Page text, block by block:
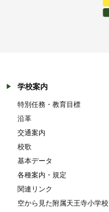
学校案内
特別任務・教育目標
沿革
交通案内
校歌
基本データ
各種案内・規定
関連リンク
空から見た附属天王寺小学校